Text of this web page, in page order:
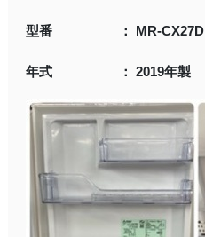
型番 ： MR-CX27D
年式 ： 2019年製